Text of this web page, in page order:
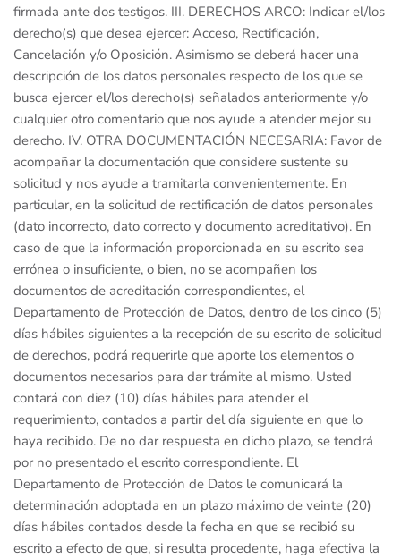
firmada ante dos testigos. III. DERECHOS ARCO: Indicar el/los
derecho(s) que desea ejercer: Acceso, Rectificación,
Cancelación y/o Oposición. Asimismo se deberá hacer una
descripción de los datos personales respecto de los que se
busca ejercer el/los derecho(s) señalados anteriormente y/o
cualquier otro comentario que nos ayude a atender mejor su
derecho. IV. OTRA DOCUMENTACIÓN NECESARIA: Favor de
acompañar la documentación que considere sustente su
solicitud y nos ayude a tramitarla convenientemente. En
particular, en la solicitud de rectificación de datos personales
(dato incorrecto, dato correcto y documento acreditativo). En
caso de que la información proporcionada en su escrito sea
errónea o insuficiente, o bien, no se acompañen los
documentos de acreditación correspondientes, el
Departamento de Protección de Datos, dentro de los cinco (5)
días hábiles siguientes a la recepción de su escrito de solicitud
de derechos, podrá requerirle que aporte los elementos o
documentos necesarios para dar trámite al mismo. Usted
contará con diez (10) días hábiles para atender el
requerimiento, contados a partir del día siguiente en que lo
haya recibido. De no dar respuesta en dicho plazo, se tendrá
por no presentado el escrito correspondiente. El
Departamento de Protección de Datos le comunicará la
determinación adoptada en un plazo máximo de veinte (20)
días hábiles contados desde la fecha en que se recibió su
escrito a efecto de que, si resulta procedente, haga efectiva la